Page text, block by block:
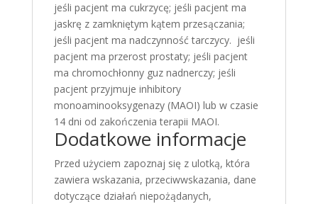
jeśli pacjent ma cukrzycę; jeśli pacjent ma
jaskrę z zamkniętym kątem przesączania;
jeśli pacjent ma nadczynność tarczycy. jeśli
pacjent ma przerost prostaty; jeśli pacjent
ma chromochłonny guz nadnerczy; jeśli
pacjent przyjmuje inhibitory
monoaminooksygenazy (MAOI) lub w czasie
14 dni od zakończenia terapii MAOI.
Dodatkowe informacje
Przed użyciem zapoznaj się z ulotką, która
zawiera wskazania, przeciwwskazania, dane
dotyczące działań niepożądanych,